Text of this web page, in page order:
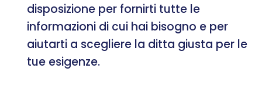
disposizione per fornirti tutte le
informazioni di cui hai bisogno e per
aiutarti a scegliere la ditta giusta per le
tue esigenze.